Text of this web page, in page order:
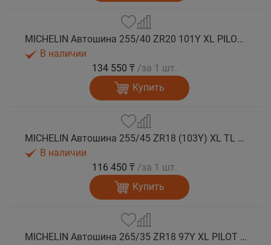
MICHELIN Автошина 255/40 ZR20 101Y XL PILOT SPORT 5 лето
В наличии
134 550 ₸ /за 1 шт.
Купить
MICHELIN Автошина 255/45 ZR18 (103Y) XL TL PILOT SPORT 5 лето
В наличии
116 450 ₸ /за 1 шт.
Купить
MICHELIN Автошина 265/35 ZR18 97Y XL PILOT SPORT 5 лето